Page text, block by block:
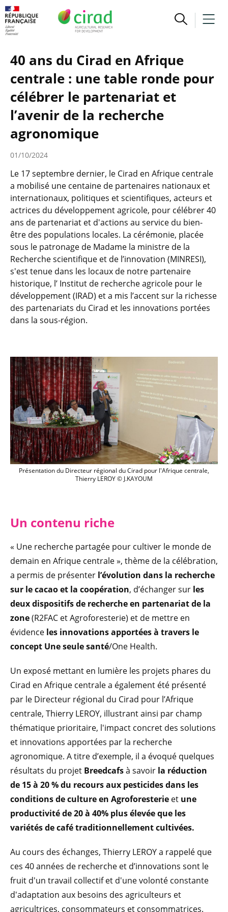
40 ans du Cirad en Afrique
centrale : une table ronde pour
célébrer le partenariat et
l’avenir de la recherche
agronomique
01/10/2024
Le 17 septembre dernier, le Cirad en Afrique centrale
a mobilisé une centaine de partenaires nationaux et
internationaux, politiques et scientifiques, acteurs et
actrices du développement agricole, pour célébrer 40
ans de partenariat et d'actions au service du bien-
être des populations locales. La cérémonie, placée
sous le patronage de Madame la ministre de la
Recherche scientifique et de l’innovation (MINRESI),
s'est tenue dans les locaux de notre partenaire
historique, l’ Institut de recherche agricole pour le
développement (IRAD) et a mis l’accent sur la richesse
des partenariats du Cirad et les innovations portées
dans la sous-région.
Présentation du Directeur régional du
Présentation du Directeur régional du Cirad pour l'Afrique centrale,
Thierry LEROY © J.KAYOUM
Un contenu riche
« Une recherche partagée pour cultiver le monde de
demain en Afrique centrale », thème de la célébration,
a permis de présenter l’évolution dans la recherche
sur le cacao et la coopération, d’échanger sur les
deux dispositifs de recherche en partenariat de la
zone(R2FAC et Agroforesterie) et de mettre en
évidence les innovations apportées à travers le
concept Une seule santé/One Health.
Un exposé mettant en lumière les projets phares du
Cirad en Afrique centrale a également été présenté
par le Directeur régional du Cirad pour l’Afrique
centrale, Thierry LEROY, illustrant ainsi par champ
thématique prioritaire, l'impact concret des solutions
et innovations apportées par la recherche
agronomique. A titre d’exemple, il a évoqué quelques
résultats du projet Breedcafsà savoir la réduction
de 15 à 20 % du recours aux pesticides dans les
conditions de culture en Agroforesterie et une
productivité de 20 à 40% plus élevée que les
variétés de café traditionnellement cultivées.
Au cours des échanges, Thierry LEROY a rappelé que
ces 40 années de recherche et d’innovations sont le
fruit d'un travail collectif et d'une volonté constante
d'adaptation aux besoins des agriculteurs et
agricultrices, consommateurs et consommatrices.